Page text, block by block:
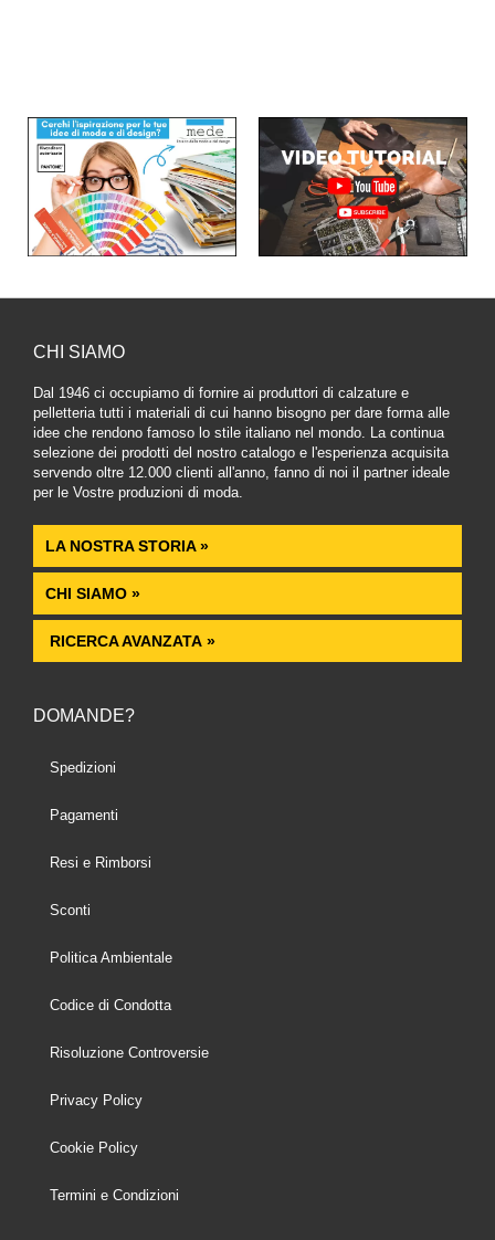
CHI SIAMO
Dal 1946 ci occupiamo di fornire ai produttori di calzature e
pelletteria tutti i materiali di cui hanno bisogno per dare forma alle
idee che rendono famoso lo stile italiano nel mondo. La continua
selezione dei prodotti del nostro catalogo e l'esperienza acquisita
servendo oltre 12.000 clienti all'anno, fanno di noi il partner ideale
per le Vostre produzioni di moda.
LA NOSTRA STORIA »
CHI SIAMO »
RICERCA AVANZATA »
DOMANDE?
Spedizioni
Pagamenti
Resi e Rimborsi
Sconti
Politica Ambientale
Codice di Condotta
Risoluzione Controversie
Privacy Policy
Cookie Policy
Termini e Condizioni